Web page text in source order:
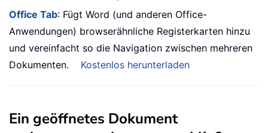
Office Tab: Fügt Word (und anderen Office-
Anwendungen) browserähnliche Registerkarten hinzu
und vereinfacht so die Navigation zwischen mehreren
Dokumenten.
Kostenlos herunterladen
Ein geöffnetes Dokument